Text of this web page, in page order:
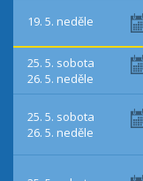
19. 5. neděle
25. 5. sobota
26. 5. neděle
25. 5. sobota
26. 5. neděle